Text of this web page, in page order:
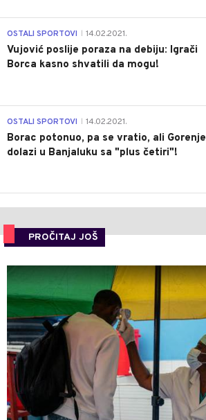
OSTALI SPORTOVI 14.02.2021.
Vujović poslije poraza na debiju: Igrači
Borca kasno shvatili da mogu!
OSTALI SPORTOVI 14.02.2021.
Borac potonuo, pa se vratio, ali Gorenje
dolazi u Banjaluku sa "plus četiri"!
PROČITAJ JOŠ